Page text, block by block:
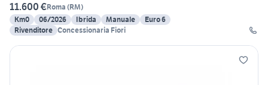
11.600 €Roma (RM)
Km0
06/2026 Ibrida Manuale
Euro 6
Rivenditore Concessionaria Fiori